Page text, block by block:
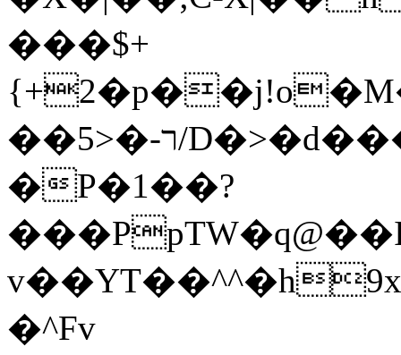
���$+
��ר-�<5/D�>�d�����1!u8JP�@TE�
�P�1��?
�^Fv